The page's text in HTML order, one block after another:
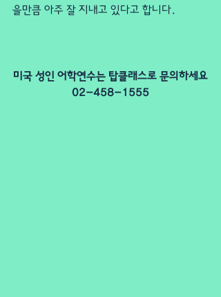
을만큼 아주 잘 지내고 있다고 합니다.
미국 성인 어학연수는 탑클래스로 문의하세요
02-458-1555